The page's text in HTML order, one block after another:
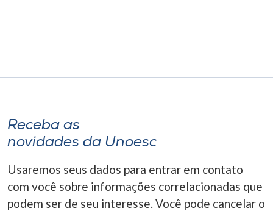
A-
Receba as
novidades da Unoesc
Usaremos seus dados para entrar em contato
com você sobre informações correlacionadas que
podem ser de seu interesse. Você pode cancelar o